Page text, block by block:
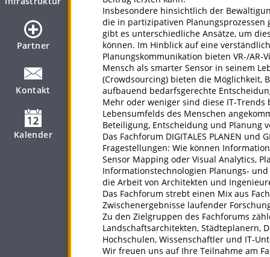
Partner
Kontakt
Kalender
Insbesondere hinsichtlich der
die in partizipativen
gibt es unterschiedliche Ansätze, um
können. Im Hinblick auf eine
Planungskommunikation bieten VR-/
Mensch als smarter Sensor in seinem
(Crowdsourcing) bieten die Möglichkeit,
aufbauend bedarfsgerechte
Mehr oder weniger sind diese IT-
Lebensumfelds des Menschen
Beteiligung, Entscheidung und
Das Fachforum DIGITALES PLANEN und
Fragestellungen: Wie können
Sensor Mapping oder Visual Analytics,
Informationstechnologien Planungs-
die Arbeit von Architekten und
Das Fachforum strebt einen Mix aus
Zwischenergebnisse laufender
Zu den Zielgruppen des Fachforums
Landschaftsarchitekten, Städteplanern,
Hochschulen, Wissenschaftler und IT-
Wir freuen uns auf Ihre Teilnahme am